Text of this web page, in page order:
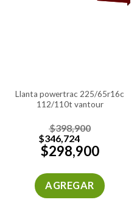
llanta powertrac 225/65r16c
112/110t vantour
$398,900
$346,724
$298,900
AGREGAR